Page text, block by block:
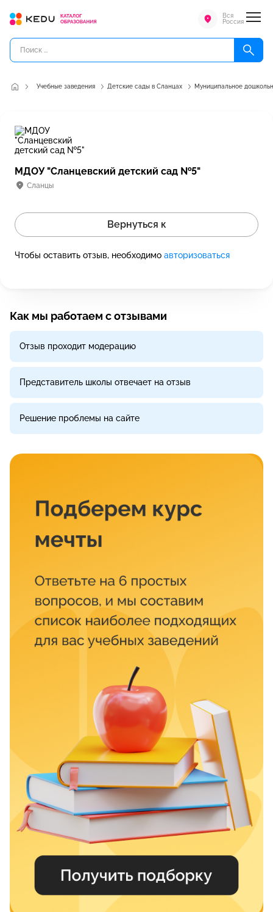
Вся
Россия
Учебные заведения Детские сады в Сланцах Муниципальное
МДОУ "Сланцевский детский сад №5"
Сланцы
Вернуться к
Чтобы оставить отзыв, необходимо авторизоваться
Как мы работаем с отзывами
Отзыв проходит модерацию
Представитель школы отвечает на отзыв
Решение проблемы на сайте